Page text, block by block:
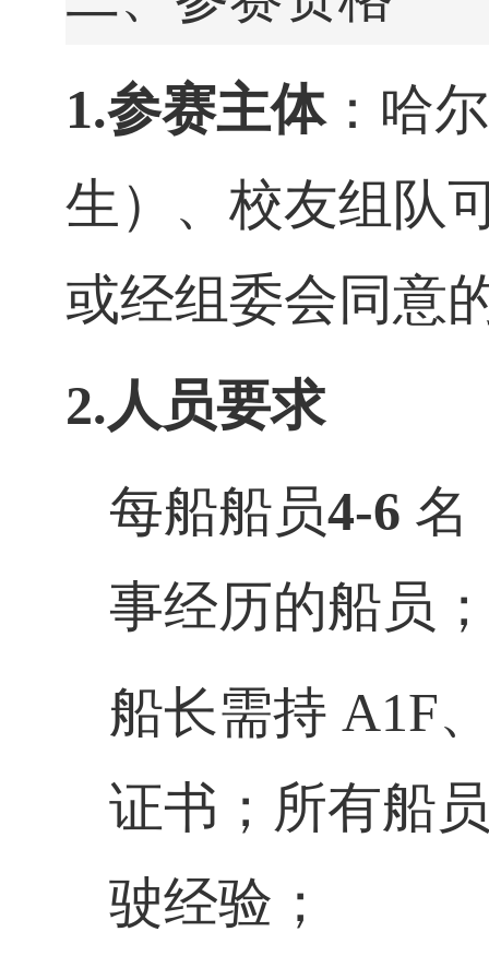
1.参赛主体：哈
生）、校友组队
或经组委会同意
2.人员要求
每船船员4-6 名
事经历的船员
船长需持 A1F
证书；所有船
驶经验；